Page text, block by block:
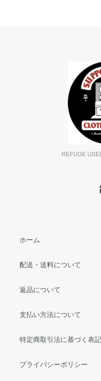
REFUGE
ホーム
配送・送料について
返品について
支払い方法について
特定商取引法に基づく表記
プライバシーポリシー